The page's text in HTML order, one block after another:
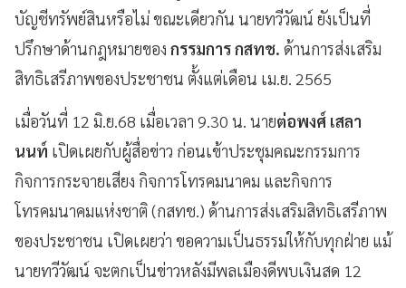
บัญชีทรัพย์สินหรือไม่ ขณะเดียวกัน นายทวีวัฒน์ ยังเป็นที่
ปรึกษาด้านกฎหมายของ กรรมการ กสทช. ด้านการส่งเสริม
สิทธิเสรีภาพของประชาชน ตั้งแต่เดือน เม.ย. 2565
เมื่อวันที่ 12 มิ.ย.68 เมื่อเวลา 9.30 น. นายต่อพงศ์ เสลา
นนท์ เปิดเผยกับผู้สื่อข่าว ก่อนเข้าประชุมคณะกรรมการ
กิจการกระจายเสียง กิจการโทรคมนาคม และกิจการ
โทรคมนาคมแห่งชาติ (กสทช.) ด้านการส่งเสริมสิทธิเสรีภาพ
ของประชาชน เปิดเผยว่า ขอความเป็นธรรมให้กับทุกฝ่าย แม้
นายทวีวัฒน์ จะตกเป็นข่าวหลังมีพลเมืองดีพบเงินสด 12